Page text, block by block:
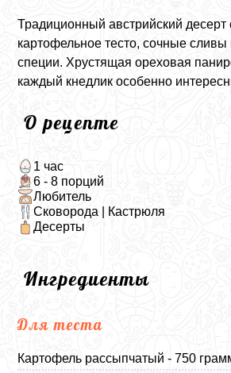
Традиционный австрийский десерт
картофельное тесто, сочные
специи. Хрустящая ореховая
каждый кнедлик особенно
О рецепте
1 час
6 - 8 порций
Любитель
Сковорода | Кастрюля
Десерты
Ингредиенты
Для теста
Картофель рассыпчатый - 750